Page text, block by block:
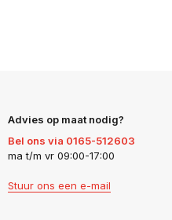
Advies op maat nodig?
Bel ons via 0165-512603
ma t/m vr 09:00-17:00
Stuur ons een e-mail